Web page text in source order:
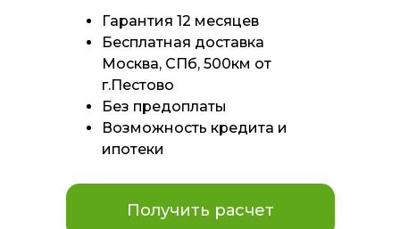
Получить расчет
Гарантия 12 месяцев
Бесплатная доставка
Москва, СПб, 500км от
г.Пестово
Без предоплаты
Возможность кредита и
ипотеки